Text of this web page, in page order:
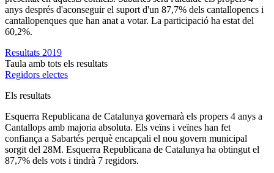
anys després d'aconseguir el suport d'un 87,7% dels cantallopencs i
cantallopenques que han anat a votar. La participació ha estat del
60,2%.
Resultats 2019
Taula amb tots els resultats
Regidors electes
Els resultats
Esquerra Republicana de Catalunya governarà els propers 4 anys a
Cantallops amb majoria absoluta. Els veïns i veïnes han fet
confiança a Sabartés perquè encapçali el nou govern municipal
sorgit del 28M. Esquerra Republicana de Catalunya ha obtingut el
87,7% dels vots i tindrà 7 regidors.